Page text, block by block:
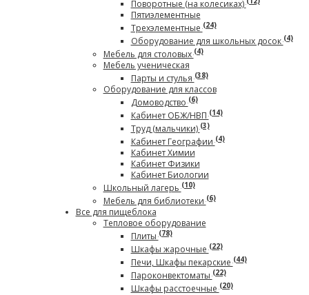
Поворотные (на колесиках)
Пятиэлементные
Трехэлементные(24)
Оборудование для школьных досок(4)
Мебель для столовых(4)
Мебель ученическая
Парты и стулья(38)
Оборудование для классов
Домоводство(6)
Кабинет ОБЖ/НВП(14)
Труд (мальчики)(3)
Кабинет Географии(4)
Кабинет Химии
Кабинет Физики
Кабинет Биологии
Школьный лагерь(10)
Мебель для библиотеки(6)
Все для пищеблока
Тепловое оборудование
Плиты(78)
Шкафы жарочные(22)
Печи, Шкафы пекарские(44)
Пароконвектоматы(22)
Шкафы расстоечные(20)